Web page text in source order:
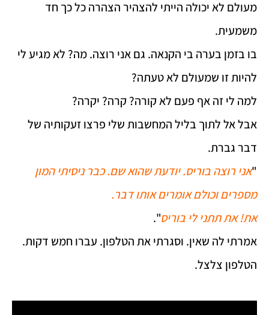
מעולם לא יכולה הייתי להצהיר הצהרה כל כך חד
משמעית.
בו בזמן בערה בי הקנאה. גם אני רוצה. מה? לא מגיע לי
להיות זו שמעולם לא טעתה?
למה לי זה אף פעם לא קורה? קרה? יקרה?
אבל אל לתוך בליל המחשבות שלי פרצו זעקותיה של
דבר גברת.
"אני רוצה בוריס. יודעת שהוא שם. כבר ניסיתי המון
מספרים וכולם אומרים אותו דבר.
את! את תתני לי בוריס".
אמרתי לה שאין. וסגרתי את הטלפון. עברו חמש דקות.
הטלפון צלצל.